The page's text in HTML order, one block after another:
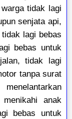
tidak lagi
senjata api,
lagi bebas
bebas untuk
tidak lagi
tanpa surat
anak
bebas untuk